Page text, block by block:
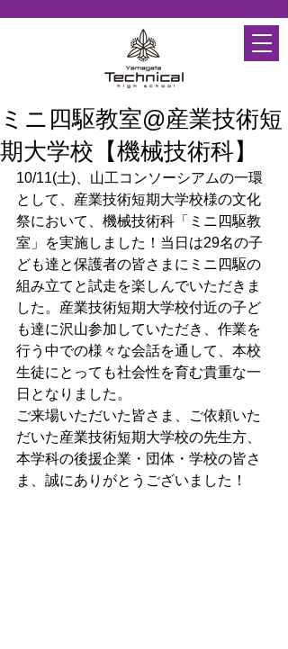
ミニ四駆教室@産業技術短
期大学校【機械技術科】
10/11(土)、山工コンソーシアムの一環
として、産業技術短期大学校様の文化
祭において、機械技術科「ミニ四駆教
室」を実施しました！当日は29名の子
ども達と保護者の皆さまにミニ四駆の
組み立てと試走を楽しんでいただきま
した。産業技術短期大学校付近の子ど
も達に沢山参加していただき、作業を
行う中での様々な会話を通して、本校
生徒にとっても社会性を育む貴重な一
日となりました。
ご来場いただいた皆さま、ご依頼いた
だいた産業技術短期大学校の先生方、
本学科の後援企業・団体・学校の皆さ
ま、誠にありがとうございました！